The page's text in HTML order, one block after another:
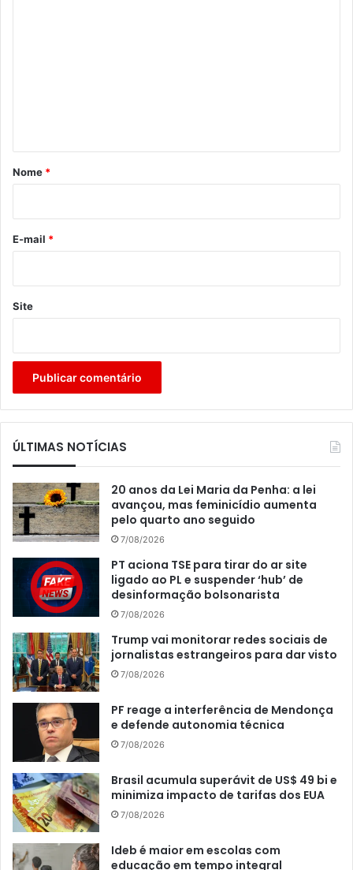
r
*
Nome *
E-mail *
Site
ÚLTIMAS NOTÍCIAS
20 anos da Lei Maria da Penha: a lei
avançou, mas feminicídio aumenta
pelo quarto ano seguido
7/08/2026
PT aciona TSE para tirar do ar site
ligado ao PL e suspender ‘hub’ de
desinformação bolsonarista
7/08/2026
Trump vai monitorar redes sociais de
jornalistas estrangeiros para dar visto
7/08/2026
PF reage a interferência de Mendonça
e defende autonomia técnica
7/08/2026
Brasil acumula superávit de US$ 49 bi e
minimiza impacto de tarifas dos EUA
7/08/2026
Ideb é maior em escolas com
educação em tempo integral